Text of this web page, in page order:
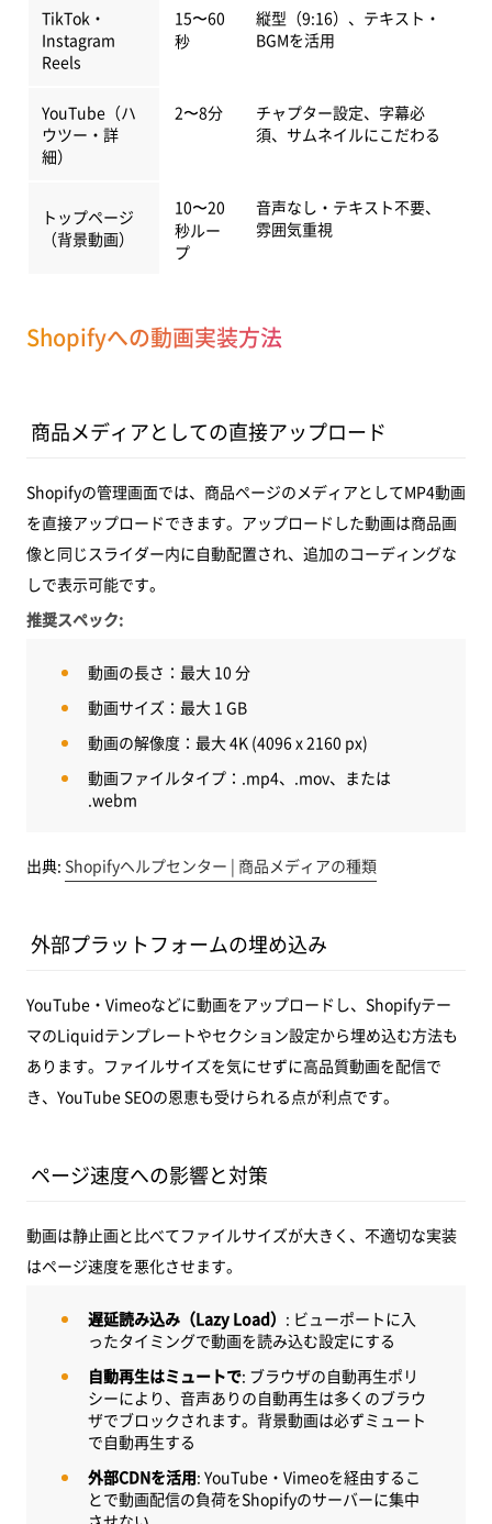
TikTok・
Instagram
Reels
15〜60
秒
縦型（9:16）、テキスト・
BGMを活用
YouTube（ハ
ウツー・詳
細）
2〜8分
チャプター設定、字幕必
須、サムネイルにこだわる
トップページ
（背景動画）
10〜20
秒ルー
プ
音声なし・テキスト不要、
雰囲気重視
Shopifyへの動画実装方法
商品メディアとしての直接アップロード
Shopifyの管理画面では、商品ページのメディアとしてMP4動画
を直接アップロードできます。アップロードした動画は商品画
像と同じスライダー内に自動配置され、追加のコーディングな
しで表示可能です。
推奨スペック:
動画の長さ：最大 10 分
動画サイズ：最大 1 GB
動画の解像度：最大 4K (4096 x 2160 px)
動画ファイルタイプ：.mp4、.mov、または
.webm
出典: Shopifyヘルプセンター | 商品メディアの種類
外部プラットフォームの埋め込み
YouTube・Vimeoなどに動画をアップロードし、Shopifyテー
マのLiquidテンプレートやセクション設定から埋め込む方法も
あります。ファイルサイズを気にせずに高品質動画を配信で
き、YouTube SEOの恩恵も受けられる点が利点です。
ページ速度への影響と対策
動画は静止画と比べてファイルサイズが大きく、不適切な実装
はページ速度を悪化させます。
遅延読み込み（Lazy Load） : ビューポートに入
ったタイミングで動画を読み込む設定にする
自動再生はミュートで: ブラウザの自動再生ポリ
シーにより、音声ありの自動再生は多くのブラウ
ザでブロックされます。背景動画は必ずミュート
で自動再生する
外部CDNを活用: YouTube・Vimeoを経由するこ
とで動画配信の負荷をShopifyのサーバーに集中